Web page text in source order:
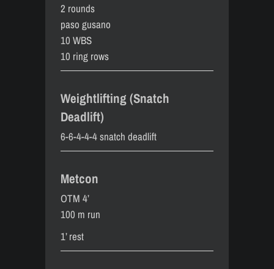
2 rounds
paso gusano
10 WBS
10 ring rows
Weightlifting (Snatch
Deadlift)
6-6-4-4-4 snatch deadlift
Metcon
OTM 4’
100 m run
1’ rest